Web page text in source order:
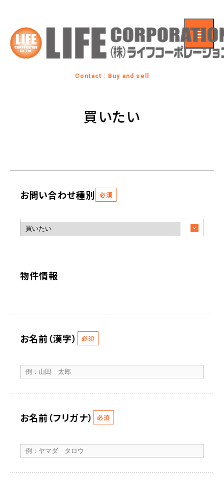
Contact : Buy and sell
買いたい
お問い合わせ種別 必須
物件情報
お名前（漢字） 必須
お名前（フリガナ） 必須